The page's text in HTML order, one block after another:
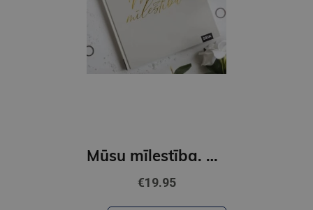
Mūsu mīlestība. Kāzu albums
€19.95